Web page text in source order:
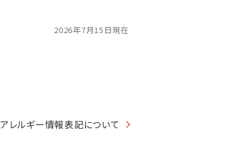
2026年7月15日現在
アレルギー情報表記について